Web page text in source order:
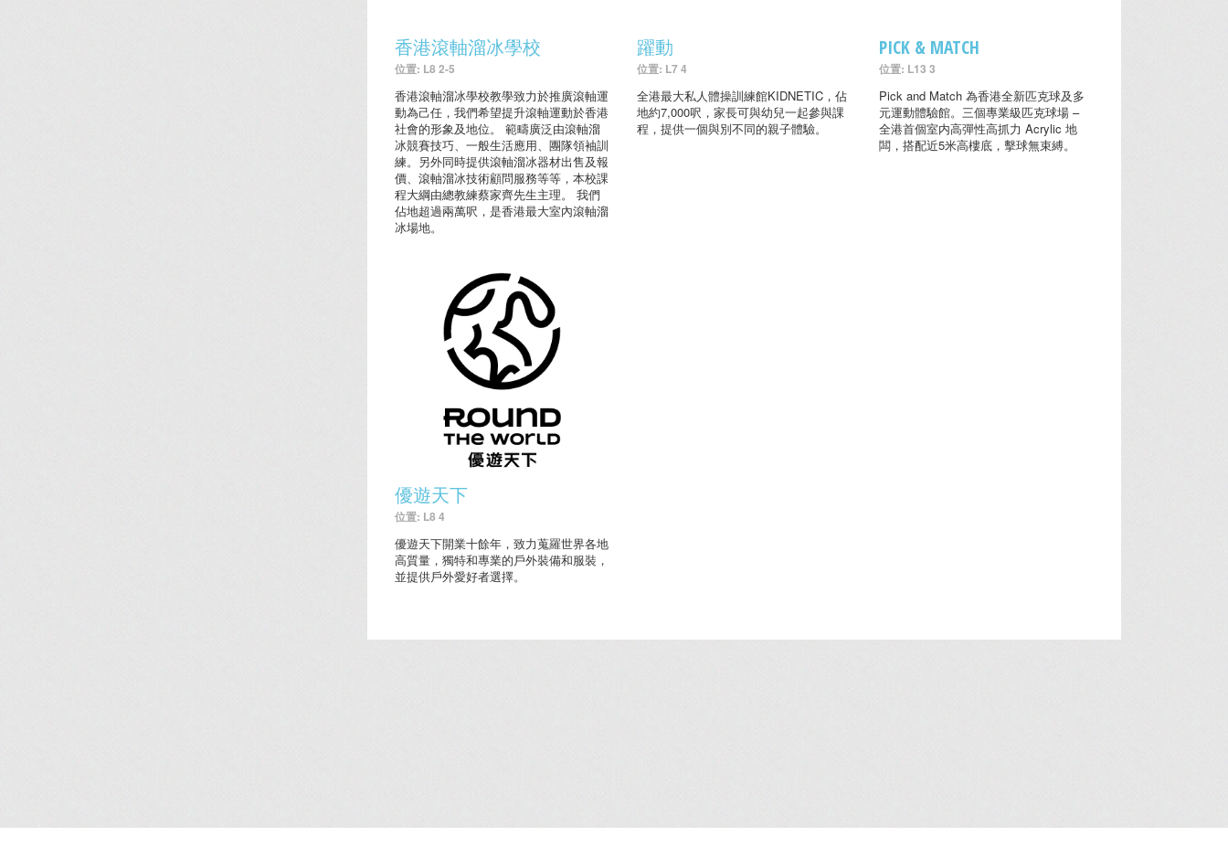
香港滾軸溜冰學校
位置: L8 2-5
香港滾軸溜冰學校教學致力於推廣滾軸運
動為己任，我們希望提升滾軸運動於香港
社會的形象及地位。 範疇廣泛由滾軸溜
冰競賽技巧、一般生活應用、團隊領袖訓
練。另外同時提供滾軸溜冰器材出售及報
價、滾軸溜冰技術顧問服務等等，本校課
程大綱由總教練蔡家齊先生主理。 我們
佔地超過兩萬呎，是香港最大室內滾軸溜
冰場地。
躍動
位置: L7 4
全港最大私人體操訓練館KIDNETIC，佔
地約7,000呎，家長可與幼兒一起參與課
程，提供一個與別不同的親子體驗。
PICK & MATCH
位置: L13 3
Pick and Match 為香港全新匹克球及多
元運動體驗館。三個專業級匹克球場 –
全港首個室内高彈性高抓力 Acrylic 地
闆，搭配近5米高樓底，擊球無束縛。
優遊天下
位置: L8 4
優遊天下開業十餘年，致力蒐羅世界各地
高質量，獨特和專業的戶外裝備和服裝，
並提供戶外愛好者選擇。